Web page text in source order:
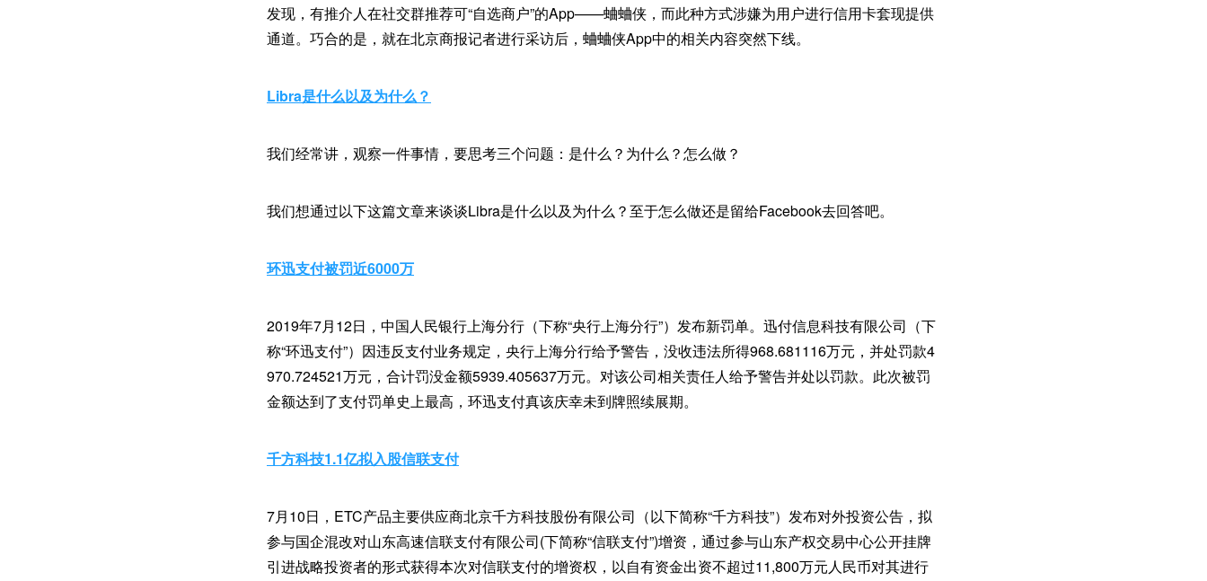
发现，有推介人在社交群推荐可“自选商户”的App——蛐蛐侠，而此种方式涉嫌为用户进行信用卡套现提供
通道。巧合的是，就在北京商报记者进行采访后，蛐蛐侠App中的相关内容突然下线。
Libra是什么以及为什么？
我们经常讲，观察一件事情，要思考三个问题：是什么？为什么？怎么做？
我们想通过以下这篇文章来谈谈Libra是什么以及为什么？至于怎么做还是留给Facebook去回答吧。
环迅支付被罚近6000万
2019年7月12日，中国人民银行上海分行（下称“央行上海分行”）发布新罚单。迅付信息科技有限公司（下
称“环迅支付”）因违反支付业务规定，央行上海分行给予警告，没收违法所得968.681116万元，并处罚款4
970.724521万元，合计罚没金额5939.405637万元。对该公司相关责任人给予警告并处以罚款。此次被罚
金额达到了支付罚单史上最高，环迅支付真该庆幸未到牌照续展期。
千方科技1.1亿拟入股信联支付
7月10日，ETC产品主要供应商北京千方科技股份有限公司（以下简称“千方科技”）发布对外投资公告，拟
参与国企混改对山东高速信联支付有限公司(下简称“信联支付”)增资，通过参与山东产权交易中心公开挂牌
引进战略投资者的形式获得本次对信联支付的增资权，以自有资金出资不超过11,800万元人民币对其进行